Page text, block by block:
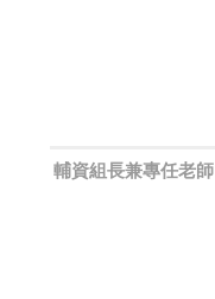
輔資組長兼專任老師